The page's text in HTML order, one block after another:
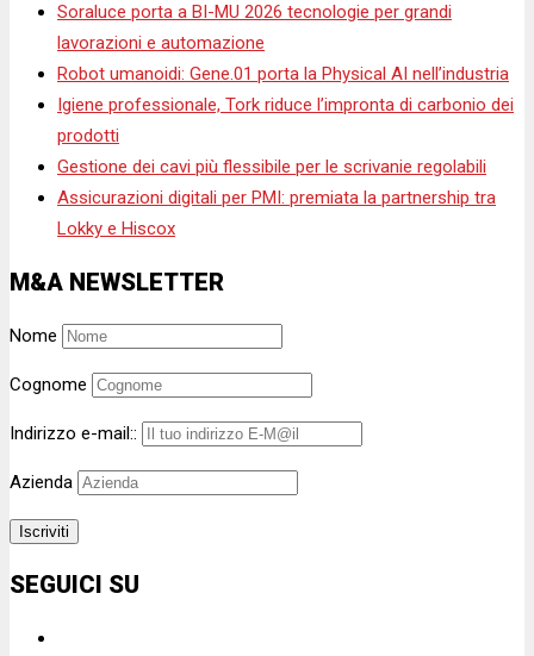
Soraluce porta a BI-MU 2026 tecnologie per grandi
lavorazioni e automazione
Robot umanoidi: Gene.01 porta la Physical AI nell’industria
Igiene professionale, Tork riduce l’impronta di carbonio dei
prodotti
Gestione dei cavi più flessibile per le scrivanie regolabili
Assicurazioni digitali per PMI: premiata la partnership tra
Lokky e Hiscox
M&A NEWSLETTER
Nome
Cognome
Indirizzo e-mail::
Azienda
SEGUICI SU